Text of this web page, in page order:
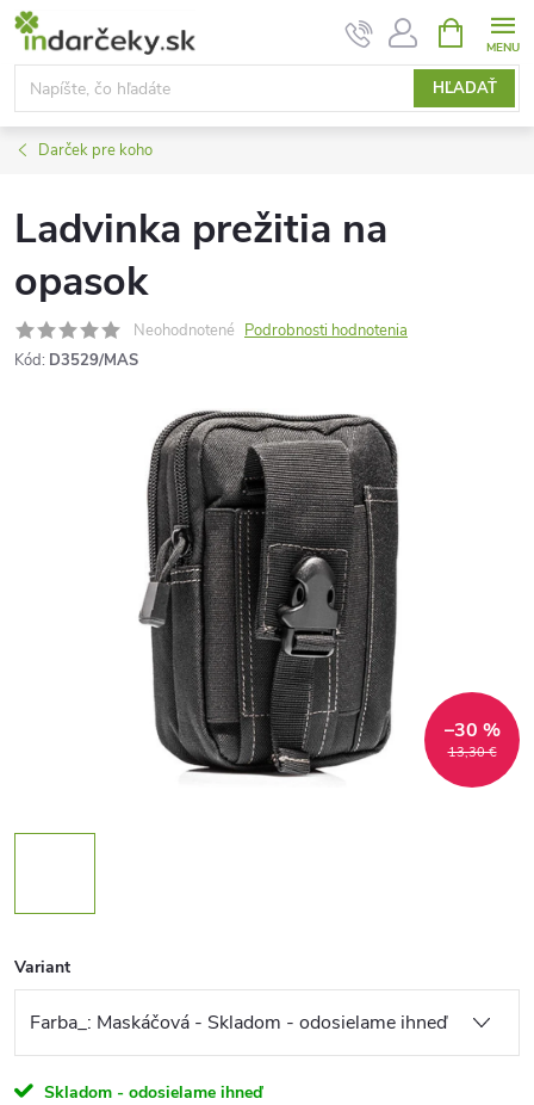
Prejsť
obsah
HĽADAŤ
KOŠÍK
Darček pre koho
Ladvinka prežitia na
opasok
Neohodnotené Podrobnosti hodnotenia
Kód: D3529/MAS
13,30 €
–30 %
Variant
Skladom - odosielame ihneď